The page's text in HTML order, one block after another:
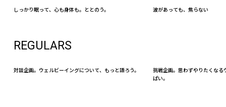
しっかり眠って、心も身体も。ととのう。 波があっても、焦らない
REGULARS
対談企画。ウェルビーイングについて、もっと語ろう。
挑戦企画。思わずやりたくなる
ぱい。